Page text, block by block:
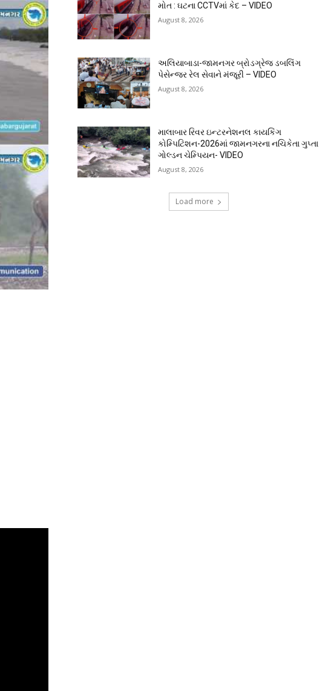
મોત : ઘટના CCTVમાં કેદ – VIDEO
August 8, 2026
અલિયાબાડા-જામનગર બ્રોડગ્રેજ ડબલિંગ
પેસેન્જર રેલ સેવાને મંજૂરી – VIDEO
August 8, 2026
માલાબાર રિવર ઇન્ટરનેશનલ કાયકિંગ
કોમ્પિટિશન-2026માં જામનગરના નચિકેતા ગુપ્તા
ગોલ્ડન ચેમ્પિયન- VIDEO
August 8, 2026
Load more